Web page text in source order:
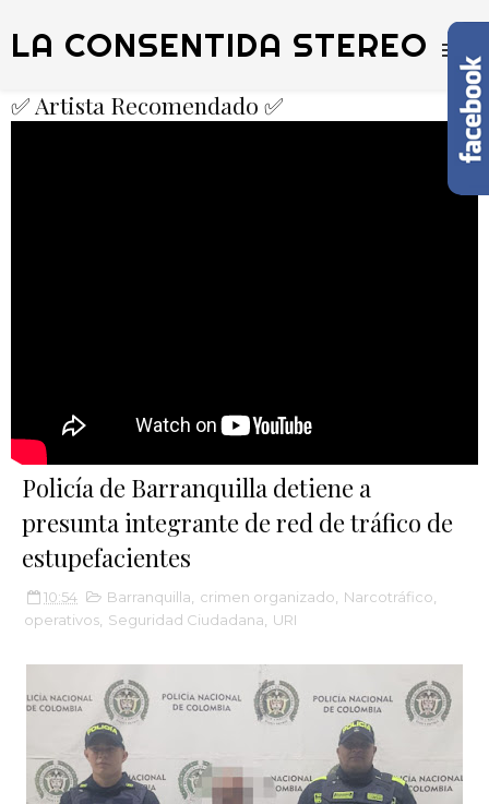
LA CONSENTIDA STEREO
✅ Artista Recomendado ✅
Policía de Barranquilla detiene a
presunta integrante de red de tráfico de
estupefacientes
10:54 Barranquilla crimen organizado Narcotráfico
operativos Seguridad Ciudadana URI